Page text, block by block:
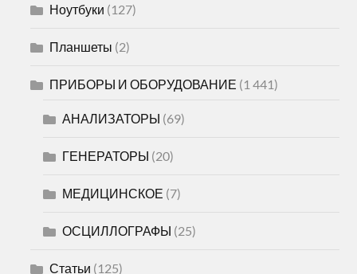
Ноутбуки (127)
Планшеты (2)
ПРИБОРЫ И ОБОРУДОВАНИЕ (1 441)
АНАЛИЗАТОРЫ (69)
ГЕНЕРАТОРЫ (20)
МЕДИЦИНСКОЕ (7)
ОСЦИЛЛОГРАФЫ (25)
Статьи (125)